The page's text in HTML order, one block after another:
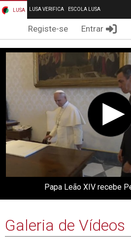
LUSA LUSA VERIFICA ESCOLA LUSA
Registe-se Entrar
Papa Leão XIV recebe
Galeria de Vídeos